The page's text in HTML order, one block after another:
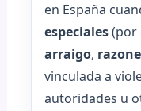
en España
especiales(por
arraigo,
vinculada a
autoridades u